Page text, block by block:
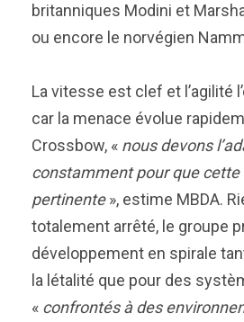
britanniques Modini et
ou encore le norvégien
La vitesse est clef et l’agilité
car la menace évolue
Crossbow, « nous devons
constamment pour que
pertinente», estime MBDA.
totalement arrêté, le groupe
développement en spirale
la létalité que pour des
« confrontés à des